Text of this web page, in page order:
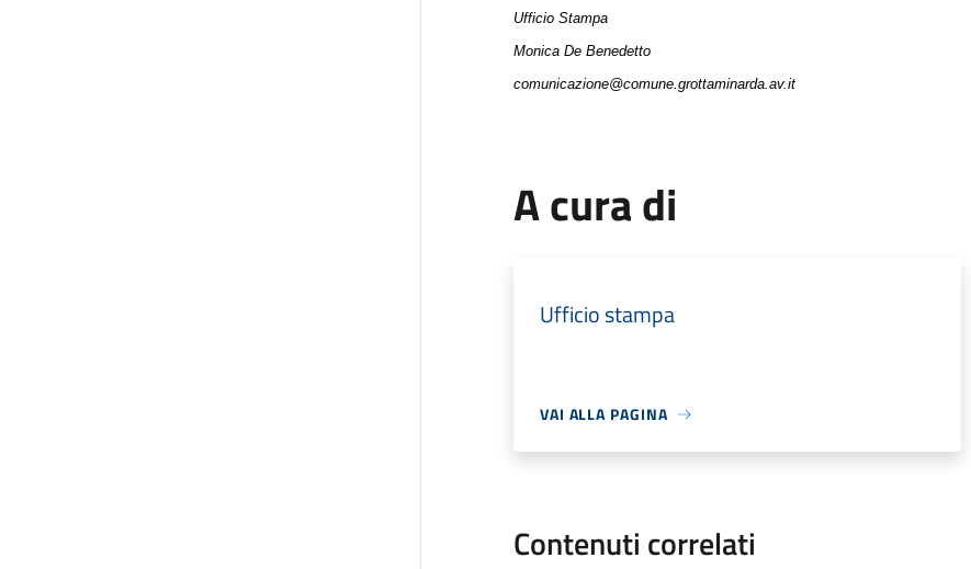
Ufficio Stampa
Monica De Benedetto
comunicazione@comune.grottaminarda.av.it
A cura di
Ufficio stampa
VAI ALLA PAGINA
Contenuti correlati